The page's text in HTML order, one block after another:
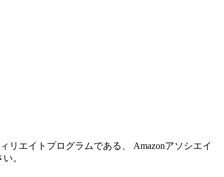
リエイトプログラムである、 Amazonアソシエイ
。